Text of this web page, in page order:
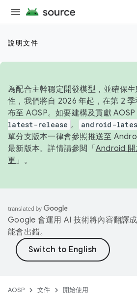
說明文件
為配合主幹穩定開發模型，並確保
性，我們將自 2026 年起，在第 2
布至 AOSP。如要建構及貢獻
latest-release 。 android-
單分支版本一律會參照推送至
最新版本。詳情請參閱「 Android 開
更 」。
Google 會運用 AI 技術將內容翻譯
能會出錯。
AOSP 文件 開始使用